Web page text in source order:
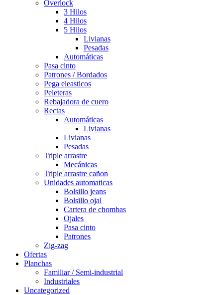
Overlock
3 Hilos
4 Hilos
5 Hilos
Livianas
Pesadas
Automáticas
Pasa cinto
Patrones / Bordados
Pega eleasticos
Peleteras
Rebajadora de cuero
Rectas
Automáticas
Livianas
Livianas
Pesadas
Triple arrastre
Mecánicas
Triple arrastre cañon
Unidades automaticas
Bolsillo jeans
Bolsillo ojal
Cartera de chombas
Ojales
Pasa cinto
Patrones
Zig-zag
Ofertas
Planchas
Familiar / Semi-industrial
Industriales
Uncategorized